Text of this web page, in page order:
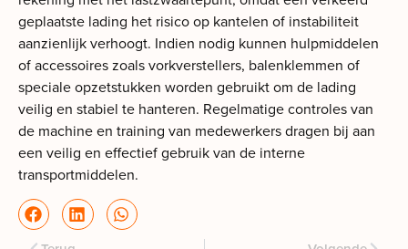
geplaatste lading het risico op kantelen of instabiliteit
aanzienlijk verhoogt. Indien nodig kunnen hulpmiddelen
of accessoires zoals vorkverstellers, balenklemmen of
speciale opzetstukken worden gebruikt om de lading
veilig en stabiel te hanteren. Regelmatige controles van
de machine en training van medewerkers dragen bij aan
een veilig en effectief gebruik van de interne
transportmiddelen.